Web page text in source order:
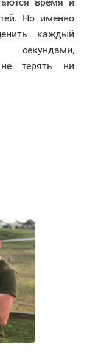
Но именно
каждый
терять ни